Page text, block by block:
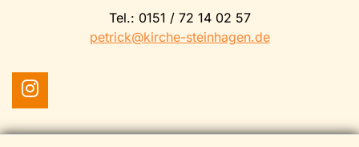
Tel.: 0151 / 72 14 02 57
petrick@kirche-steinhagen.de